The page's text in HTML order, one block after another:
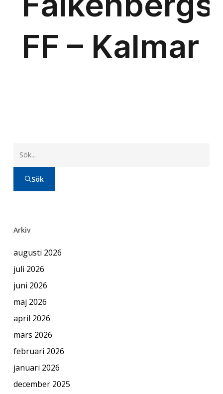
Sök
Arkiv
augusti 2026
juli 2026
juni 2026
maj 2026
april 2026
mars 2026
februari 2026
januari 2026
december 2025